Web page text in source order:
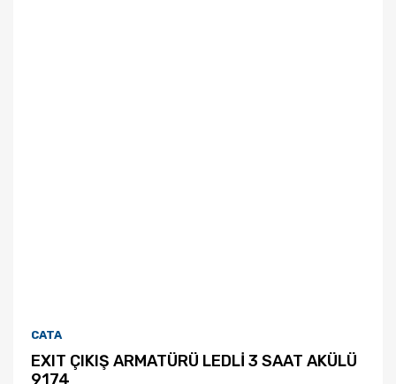
CATA
EXIT ÇIKIŞ ARMATÜRÜ LEDLİ 3 SAAT AKÜLÜ
9174